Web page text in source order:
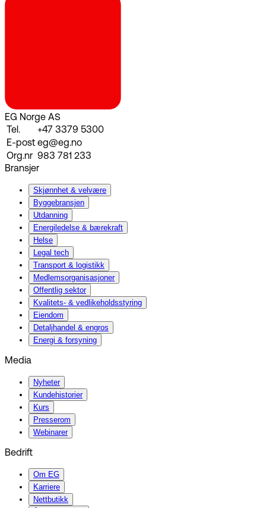
EG Norge AS
Tel.
+47 3379 5300
E-post eg@eg.no
Org.nr 983 781 233
Bransjer
Skjønnhet & velvære
Byggebransjen
Utdanning
Energiledelse & bærekraft
Helse
Legal tech
Transport & logistikk
Medlemsorganisasjoner
Offentlig sektor
Kvalitets- & vedlikeholdsstyring
Eiendom
Detaljhandel & engros
Energi & forsyning
Media
Nyheter
Kundehistorier
Kurs
Presserom
Webinarer
Bedrift
Om EG
Karriere
Nettbutikk